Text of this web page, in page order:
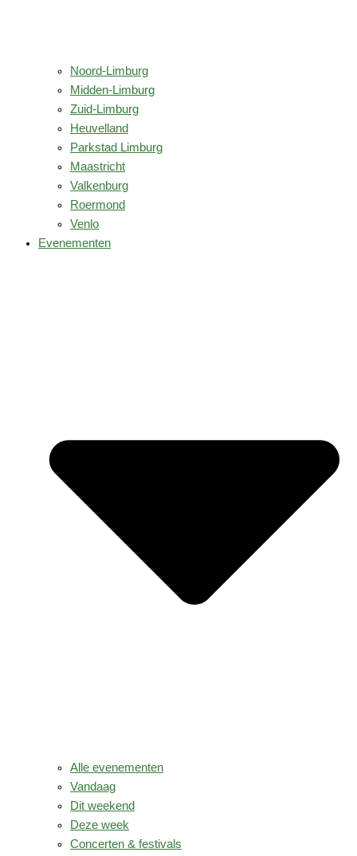
Noord-Limburg
Midden-Limburg
Zuid-Limburg
Heuvelland
Parkstad Limburg
Maastricht
Valkenburg
Roermond
Venlo
Evenementen
Alle evenementen
Vandaag
Dit weekend
Deze week
Concerten & festivals